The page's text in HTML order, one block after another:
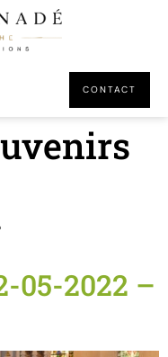
CONTACT
05-2022 –